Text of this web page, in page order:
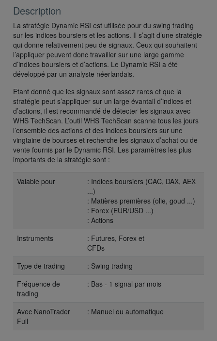
Description
La stratégie Dynamic RSI est utilisée pour du swing trading
sur les indices boursiers et les actions. Il s’agit d’une stratégie
qui donne relativement peu de signaux. Ceux qui souhaitent
l’appliquer peuvent donc travailler sur une large gamme
d’indices boursiers et d’actions. Le Dynamic RSI a été
développé par un analyste néerlandais.
Etant donné que les signaux sont assez rares et que la
stratégie peut s’appliquer sur un large évantail d’indices et
d’actions, il est recommandé de détecter les signaux avec
WHS TechScan. L’outil WHS TechScan scanne tous les jours
l’ensemble des actions et des indices boursiers sur une
vingtaine de bourses et recherche les signaux d’achat ou de
vente fournis par le Dynamic RSI. Les paramètres les plus
importants de la stratégie sont :
Valable pour
: Indices boursiers (CAC, DAX, AEX
...)
: Matières premières (olie, goud ...)
: Forex (EUR/USD ...)
: Actions
Instruments
: Futures, Forex et
CFDs
Type de trading
: Swing trading
Fréquence de
trading
: Bas - 1 signal par mois
Avec NanoTrader
Full
: Manuel ou automatique